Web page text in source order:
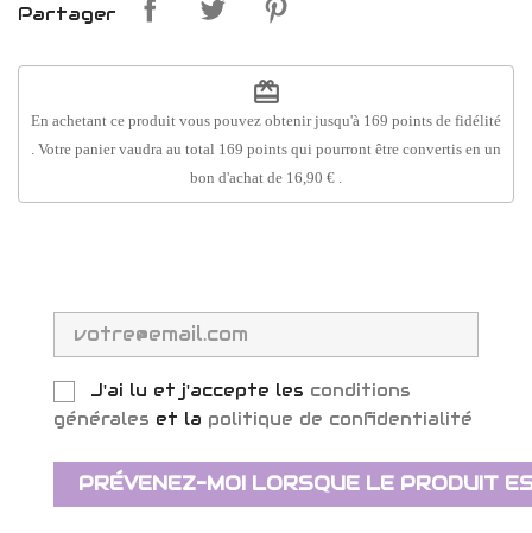
Partager
redeem
En achetant ce produit vous pouvez obtenir jusqu'à 169 points de fidélité
. Votre panier vaudra au total 169 points qui pourront être convertis en un
bon d'achat de 16,90 €
J'ai lu et j'accepte les conditions
générales et la politique de confidentialité
PRÉVENEZ-MOI LORSQUE LE PRODUIT